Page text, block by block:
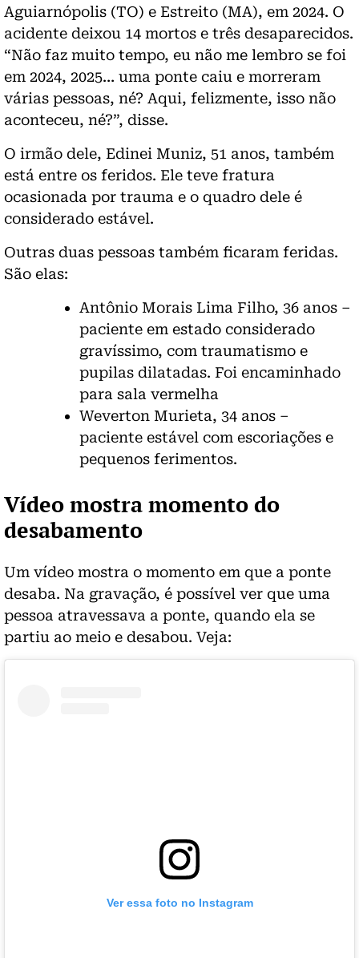
Aguiarnópolis (TO) e Estreito (MA), em 2024. O
acidente deixou 14 mortos e três desaparecidos.
“Não faz muito tempo, eu não me lembro se foi
em 2024, 2025… uma ponte caiu e morreram
várias pessoas, né? Aqui, felizmente, isso não
aconteceu, né?”, disse.
O irmão dele, Edinei Muniz, 51 anos, também
está entre os feridos. Ele teve fratura
ocasionada por trauma e o quadro dele é
considerado estável.
Outras duas pessoas também ficaram feridas.
São elas:
Antônio Morais Lima Filho, 36 anos –
paciente em estado considerado
gravíssimo, com traumatismo e
pupilas dilatadas. Foi encaminhado
para sala vermelha
Weverton Murieta, 34 anos –
paciente estável com escoriações e
pequenos ferimentos.
Vídeo mostra momento do
desabamento
Um vídeo mostra o momento em que a ponte
desaba. Na gravação, é possível ver que uma
pessoa atravessava a ponte, quando ela se
partiu ao meio e desabou. Veja:
Ver essa foto no Instagram